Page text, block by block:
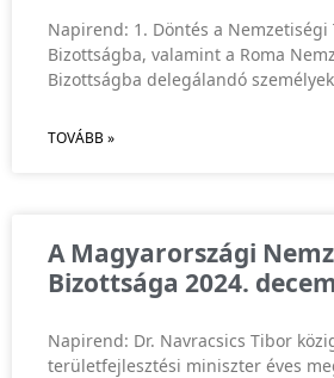
Napirend: 1. Döntés a Nemzetiségi
Bizottságba, valamint a Roma
Bizottságba delegálandó
TOVÁBB »
A Magyarországi
Bizottsága 2024.
Napirend: Dr. Navracsics Tibor
területfejlesztési miniszter éves